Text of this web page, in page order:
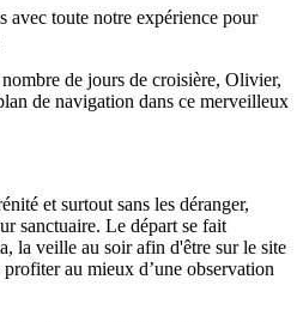
avec toute notre expérience pour
de jours de croisière, Olivier,
de navigation dans ce merveilleux
et surtout sans les déranger,
sanctuaire. Le départ se fait
la veille au soir afin d'être sur le site
au mieux d’une observation